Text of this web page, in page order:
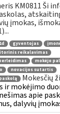
KM0811 Ši
įmokas,
gyventojas
reikalavimas
mokėjo
novacijos sutartis
Mokesčių
ir mokėjimo
apie
dalyvių